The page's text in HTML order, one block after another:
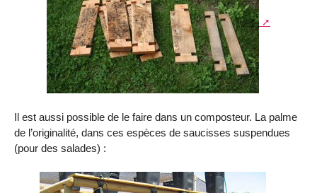
Il est aussi possible de le faire dans un composteur. La palme
de l’originalité, dans ces espèces de saucisses suspendues
(pour des salades) :